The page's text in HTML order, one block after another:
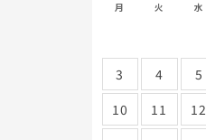
月 火 水
3
4 5
10
11 12